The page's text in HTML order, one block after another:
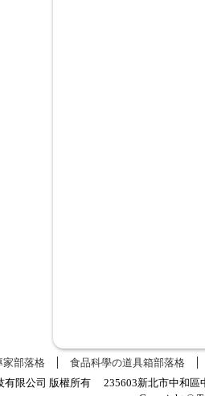
家部落格
食品科學の道具箱部落格
有限公司 版權所有 235603新北市中和